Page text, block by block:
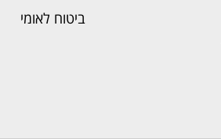
ביטוח לאומי